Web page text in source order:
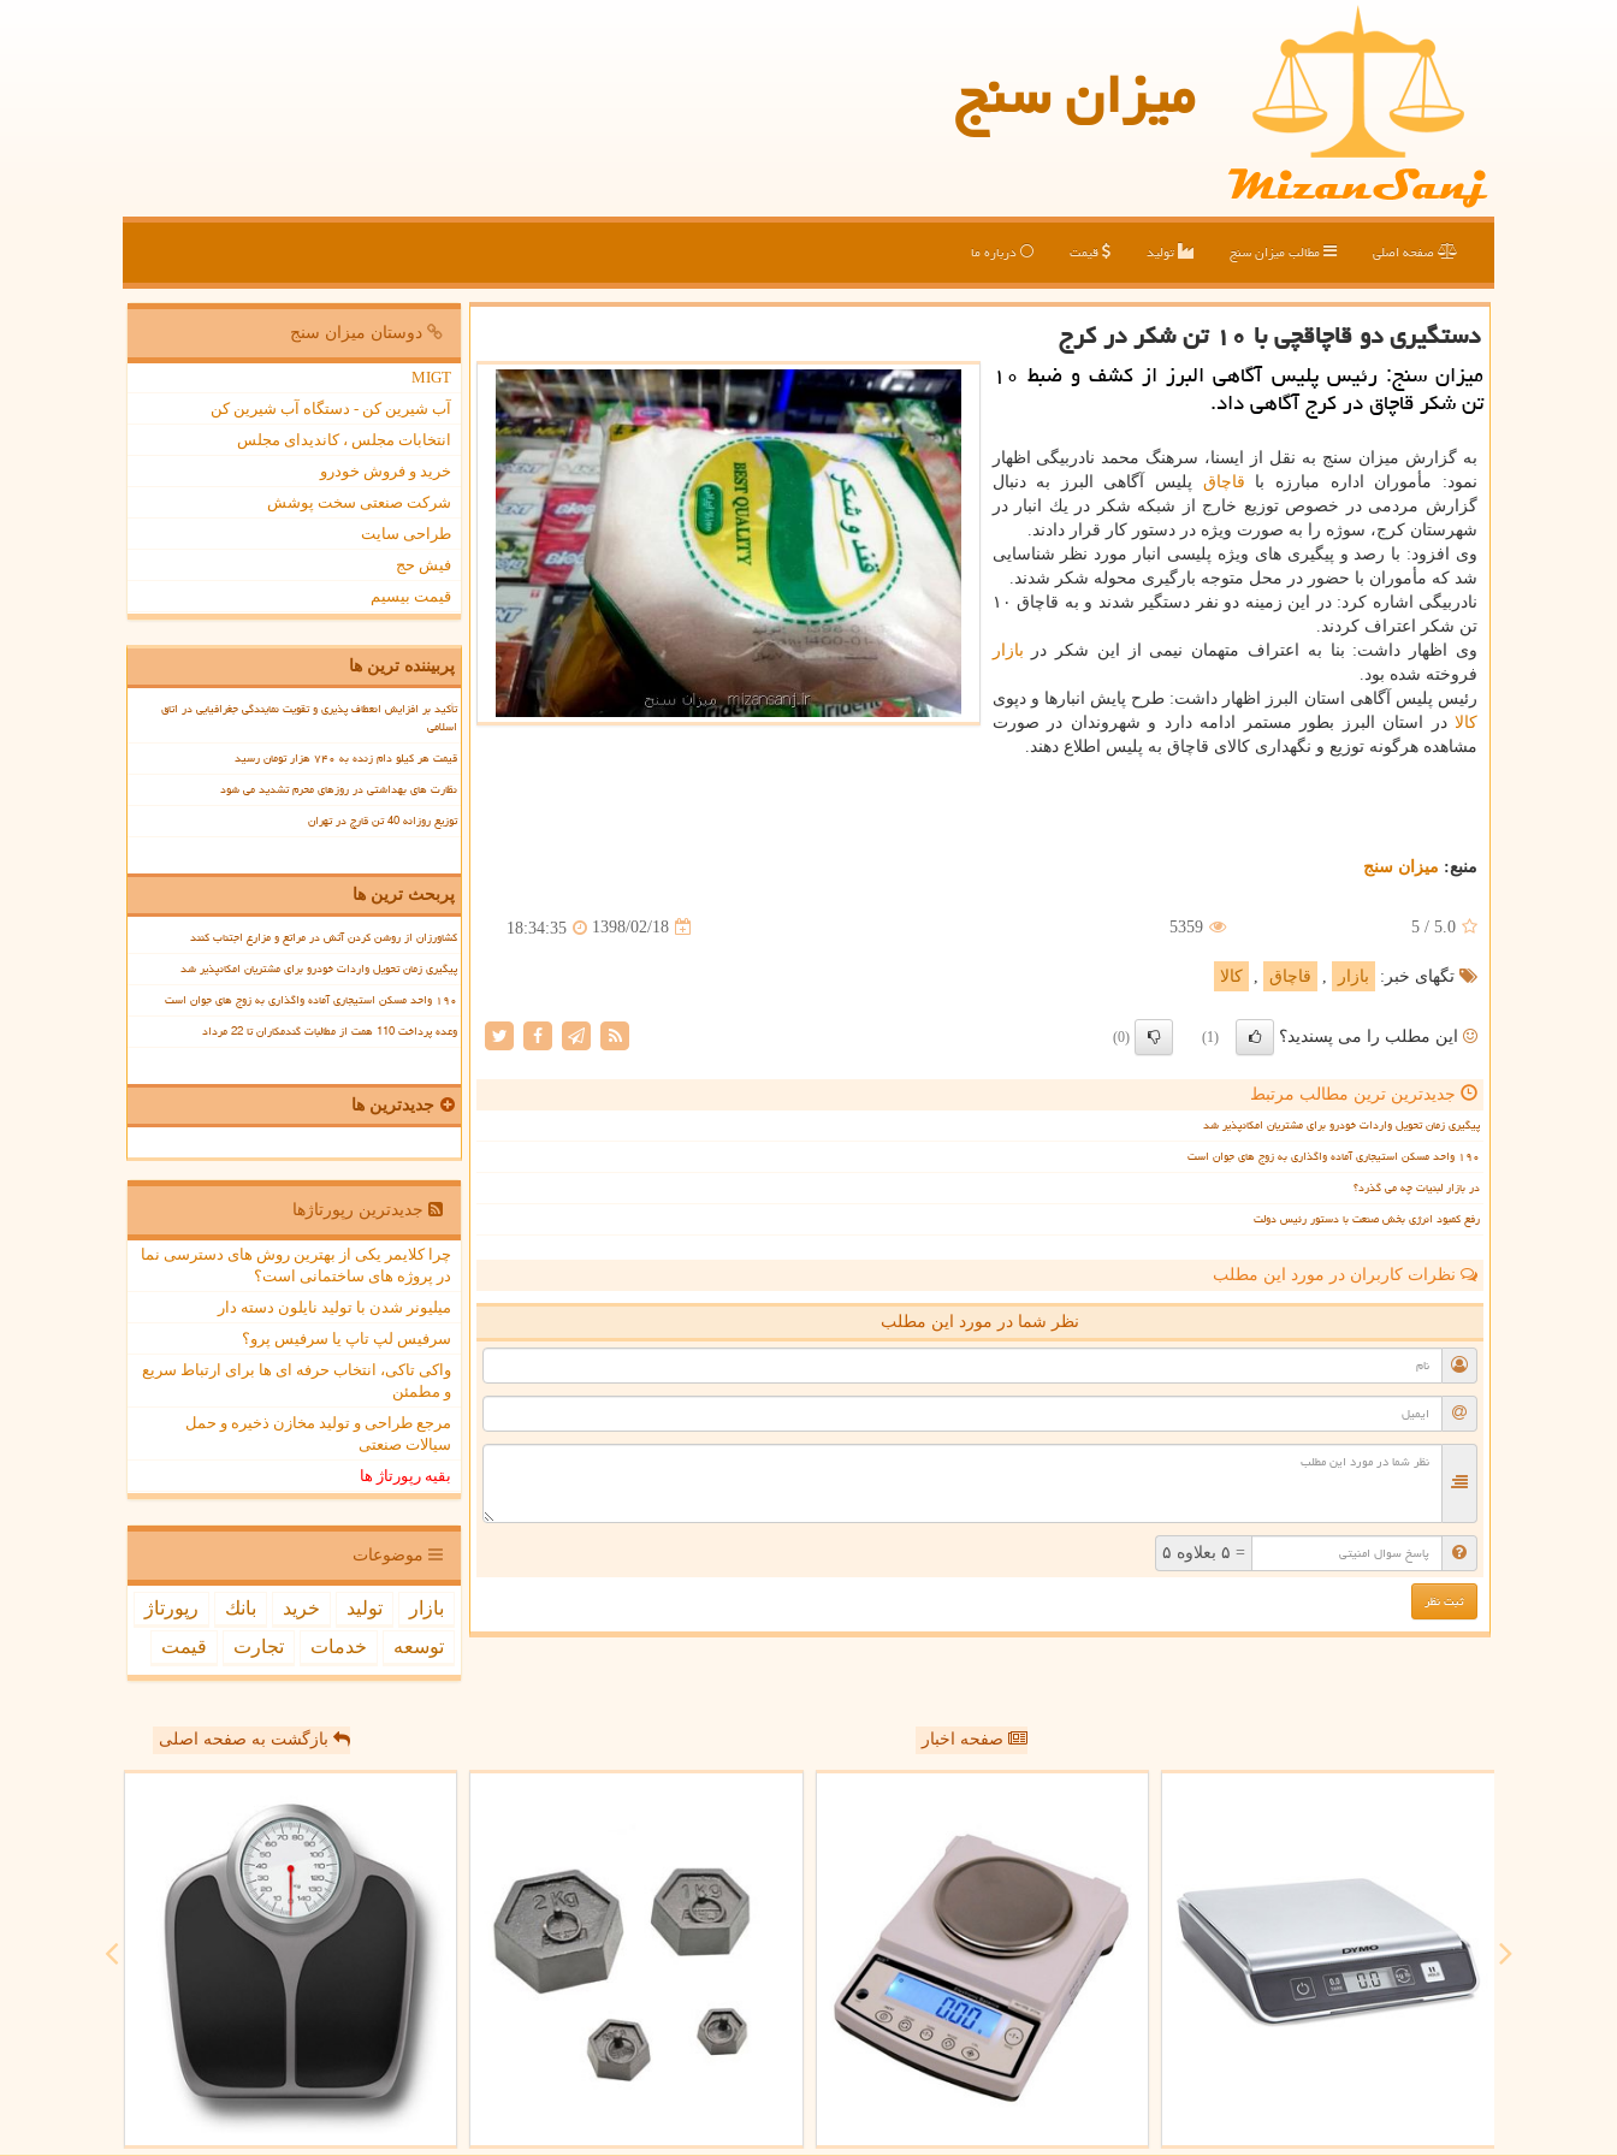
میزان سنج
صفحه اصلی مطالب میزان سنج تولید قیمت درباره ما
دستگیری دو قاچاقچی با ۱۰ تن شكر در كرج
میزان سنج: رئیس پلیس آگاهی البرز از كشف و ضبط ۱۰
تن شكر قاچاق در كرج آگاهی داد.
به گزارش میزان سنج به نقل از ایسنا، سرهنگ محمد نادربیگی اظهار
نمود: مأموران اداره مبارزه با قاچاق پلیس آگاهی البرز به دنبال
گزارش مردمی در خصوص توزیع خارج از شبكه شكر در یك انبار در
شهرستان كرج، سوژه را به صورت ویژه در دستور كار قرار دادند.
وی افزود: با رصد و پیگیری های ویژه پلیسی انبار مورد نظر شناسایی
شد كه مأموران با حضور در محل متوجه بارگیری محوله شكر شدند.
نادربیگی اشاره كرد: در این زمینه دو نفر دستگیر شدند و به قاچاق ۱۰
تن شكر اعتراف كردند.
وی اظهار داشت: بنا به اعتراف متهمان نیمی از این شكر در بازار
فروخته شده بود.
رئیس پلیس آگاهی استان البرز اظهار داشت: طرح پایش انبارها و دپوی
كالا در استان البرز بطور مستمر ادامه دارد و شهروندان در صورت
مشاهده هرگونه توزیع و نگهداری كالای قاچاق به پلیس اطلاع دهند.
منبع: میزان سنج
5.0
/
5
5359
1398/02/18
18:34:35
تگهای خبر: بازار قاچاق كالا
این مطلب را می پسندید؟ (1)
(0)
جدیدترین ترین مطالب مرتبط
پیگیری زمان تحویل واردات خودرو برای مشتریان امکانپذیر شد
۱۹۰ واحد مسکن استیجاری آماده واگذاری به زوج های جوان است
در بازار لبنیات چه می گذرد؟
رفع کمبود انرژی بخش صنعت با دستور رئیس دولت
نظرات کاربران در مورد این مطلب
نظر شما در مورد این مطلب
= ۵ بعلاوه ۵
دوستان میزان سنج
MIGT
آب شیرین کن - دستگاه آب شیرین کن
انتخابات مجلس ، کاندیدای مجلس
خرید و فروش خودرو
شرکت صنعتی سخت پوشش
طراحی سایت
فیش حج
قیمت بیسیم
پربیننده ترین ها
تأکید بر افزایش انعطاف پذیری و تقویت نمایندگی جغرافیایی در اتاق
اسلامی
قیمت هر کیلو دام زنده به ۷۴۰ هزار تومان رسید
نظارت های بهداشتی در روزهای محرم تشدید می شود
توزیع روزانه 40 تن قارچ در تهران
پربحث ترین ها
کشاورزان از روشن کردن آتش در مراتع و مزارع اجتناب کنند
پیگیری زمان تحویل واردات خودرو برای مشتریان امکانپذیر شد
۱۹۰ واحد مسکن استیجاری آماده واگذاری به زوج های جوان است
وعده پرداخت 110 همت از مطالبات گندمکاران تا 22 مرداد
جدیدترین ها
جدیدترین رپورتاژها
چرا کلایمر یکی از بهترین روش های دسترسی نما
در پروژه های ساختمانی است؟
میلیونر شدن با تولید نایلون دسته دار
سرفیس لپ تاپ یا سرفیس پرو؟
واکی تاکی، انتخاب حرفه ای ها برای ارتباط سریع
و مطمئن
مرجع طراحی و تولید مخازن ذخیره و حمل
سیالات صنعتی
بقیه رپورتاژ ها
موضوعات
بازار تولید خرید بانك
رپورتاژ
توسعه
خدمات تجارت قیمت
صفحه اخبار بازگشت به صفحه اصلی